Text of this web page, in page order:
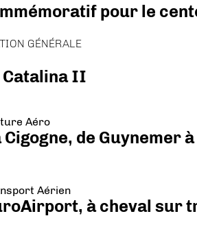
pour le
GÉNÉRALE
II
Aéro
Cigogne, de Guynemer
Aérien
à cheval sur